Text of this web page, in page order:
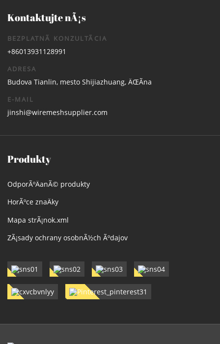
Kontaktujte nÃ¡s
BEZPLATNÃ KONZULTÃCIA
+86013931128991
ADRESA
Budova Tianlin, mesto Shijiazhuang, ÄŒÃ­na
E-MAIL
jinshi@wiremeshsupplier.com
Produkty
OdporÃºÄanÃ© produkty
HorÃºce znaÄky
Mapa strÃ¡nok.xml
ZÃ¡sady ochrany osobnÃ½ch Ãºdajov